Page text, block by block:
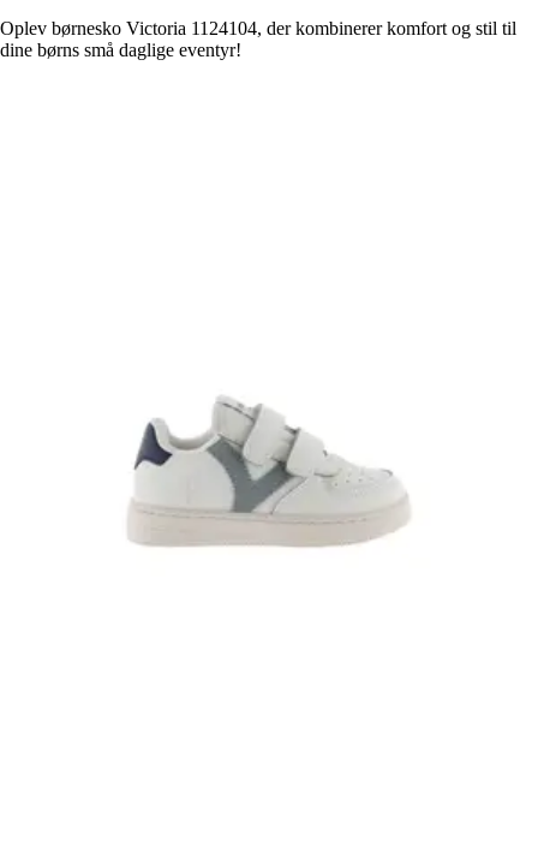
Oplev børnesko Victoria 1124104, der kombinerer komfort og stil til
dine børns små daglige eventyr!